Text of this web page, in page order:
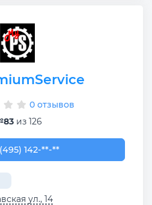
0 отзывов
из 126
142-98-21
142-**-**
ул., 14